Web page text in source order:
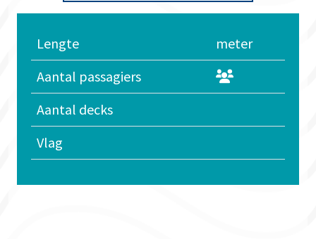
Lengte
meter
Aantal passagiers
Aantal decks
Vlag